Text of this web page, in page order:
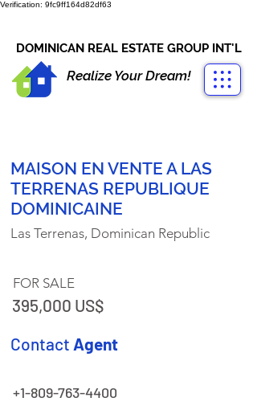
Verification: 9fc9ff164d82df63
DOMINICAN REAL ESTATE GROUP INT'L
Realize Your Dream!
MAISON EN VENTE A LAS
TERRENAS REPUBLIQUE
DOMINICAINE
Las Terrenas, Dominican Republic
FOR SALE
395,000 US$
Contact Agent
+1-809-763-4400